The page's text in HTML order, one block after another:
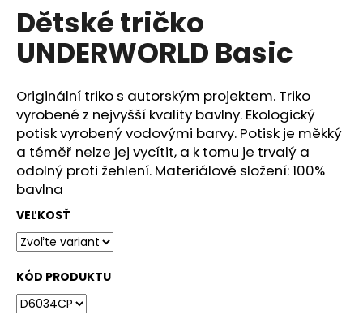
produktu
je
0,0
z
hviezdičiek.
Dětské tričko
UNDERWORLD Basic
Originální triko s autorským projektem. Triko
vyrobené z nejvyšší kvality bavlny. Ekologický
potisk vyrobený vodovými barvy. Potisk je měkký
a téměř nelze jej vycítit, a k tomu je trvalý a
odolný proti žehlení. Materiálové složení: 100%
bavlna
VEĽKOSŤ
KÓD PRODUKTU
a
m
e
DÁMSKÉ
TRIČKO
UNDERWORLD
FOREST
€29